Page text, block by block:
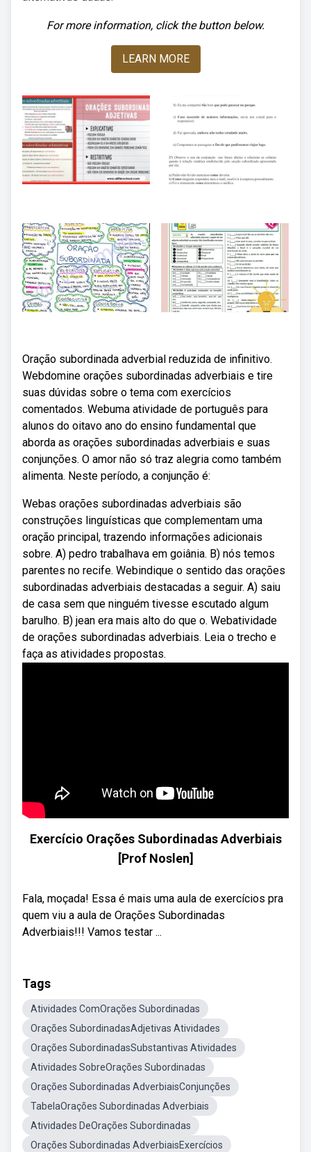
For more information, click the button below.
LEARN MORE
Oração subordinada adverbial reduzida de infinitivo.
Webdomine orações subordinadas adverbiais e tire
suas dúvidas sobre o tema com exercícios
comentados. Webuma atividade de português para
alunos do oitavo ano do ensino fundamental que
aborda as orações subordinadas adverbiais e suas
conjunções. O amor não só traz alegria como também
alimenta. Neste período, a conjunção é:
Webas orações subordinadas adverbiais são
construções linguísticas que complementam uma
oração principal, trazendo informações adicionais
sobre. A) pedro trabalhava em goiânia. B) nós temos
parentes no recife. Webindique o sentido das orações
subordinadas adverbiais destacadas a seguir. A) saiu
de casa sem que ninguém tivesse escutado algum
barulho. B) jean era mais alto do que o. Webatividade
de orações subordinadas adverbiais. Leia o trecho e
faça as atividades propostas.
Exercício Orações Subordinadas Adverbiais
[Prof Noslen]
Fala, moçada! Essa é mais uma aula de exercícios pra
quem viu a aula de Orações Subordinadas
Adverbiais!!! Vamos testar ...
Tags
Atividades ComOrações Subordinadas
Orações SubordinadasAdjetivas Atividades
Orações SubordinadasSubstantivas Atividades
Atividades SobreOrações Subordinadas
Orações Subordinadas AdverbiaisConjunções
TabelaOrações Subordinadas Adverbiais
Atividades DeOrações Subordinadas
Orações Subordinadas AdverbiaisExercícios